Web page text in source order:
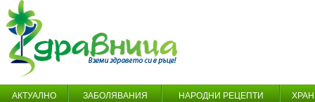
АКТУАЛНО ЗАБОЛЯВАНИЯ НАРОДНИ РЕЦЕПТИ